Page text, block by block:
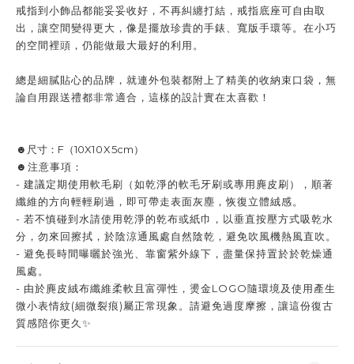
戒指到小飾品都能妥妥收好，不再糾纏打結，戒指底座可自由取
出，讓空間變得更大，像是擺放珍貴的手錶、寬版手環等。在小巧
的空間裡頭，仍能做最大最好的利用。
總是細膩貼心的品牌，就連外包裝都附上了精美的收納束口袋，無
論自用跟送禮都非常適合，這樣的設計實在太喜歡！
☻尺寸：F（10X10X5cm）
☻注意事項：
- 建議定期使用軟毛刷（如乾淨的軟毛牙刷或專用麂皮刷），順著
纖維的方向輕輕刷過，即可帶走表面灰塵，恢復立體絨感。
- 若不慎碰到水請使用乾淨的乾布或紙巾，以垂直按壓方式吸乾水
分，勿來回擦拭，於陰涼通風處自然陰乾，避免吹風機熱風直吹。
- 避免長時間曝曬於強光、靠窗紫外線下，盡量保持置於於乾燥通
風處。
- 由於麂皮絨布纖維柔軟且富彈性，燙金LOGO隨環境及使用產生
微小表情紋(細微裂痕)屬正常現象。請避免過度摩擦，讓這份復古
質感陪你更久✨